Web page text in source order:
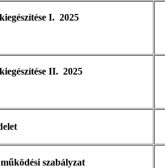
I. 2025
II. 2025
szabályzat